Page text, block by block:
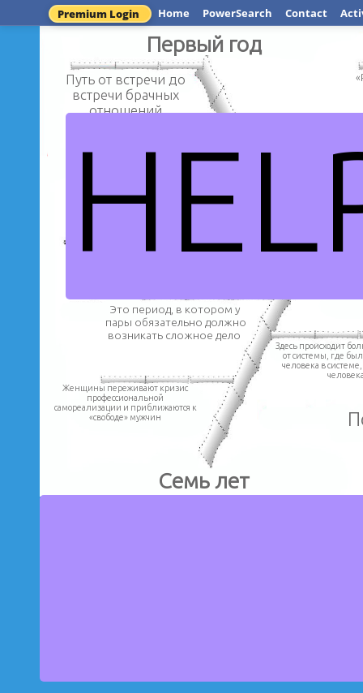
Premium Login Home PowerSearch Contact
Первый год
Путь от встречи до
встречи брачных
отношений
Семь лет
Это период, в котором у
пары обязательно должно
возникать сложное дело
Здесь происходит
от системы, где
человека в системе,
Женщины переживают кризис
профессиональной
самореализации и приближаются к
«свободе» мужчин
Кризисы в